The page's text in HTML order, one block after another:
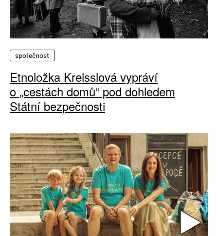
společnost
Etnoložka Kreisslová vypráví
o „cestách domů“ pod dohledem
Státní bezpečnosti